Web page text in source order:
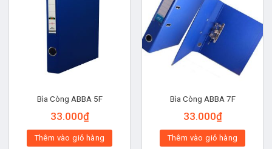
Bìa Còng ABBA 5F
33.000₫
Thêm vào giỏ hàng
Bìa Còng ABBA 7F
33.000₫
Thêm vào giỏ hàng